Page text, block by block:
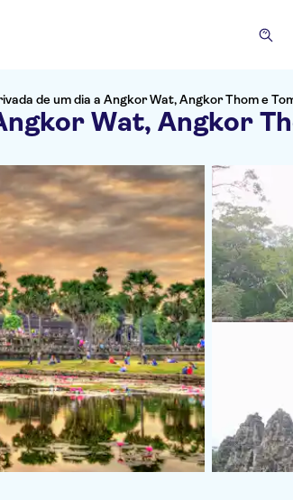
de um dia a Angkor Wat, Angkor Thom e
Wat, Angkor